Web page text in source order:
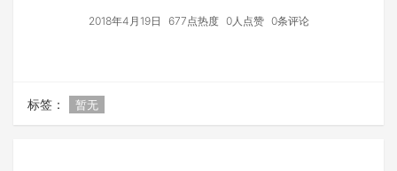
2018年4月19日 677点热度 0人点赞 0条评论
标签： 暂无